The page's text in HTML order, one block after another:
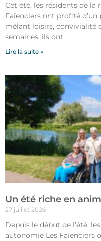
Cet été, les résidents de la
Faïenciers ont profité
mêlant loisirs, convivialité
semaines, ils ont
Lire la suite »
Un été riche en
27 juillet 2026
Depuis le début de l’été,
autonomie Les Faïenciers